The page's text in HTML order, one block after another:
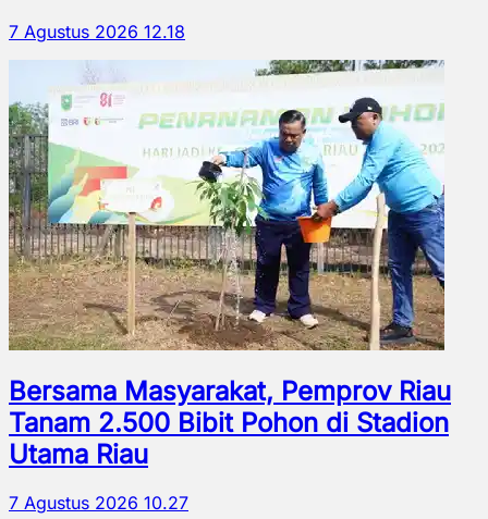
7 Agustus 2026 12.18
Bersama Masyarakat, Pemprov Riau
Tanam 2.500 Bibit Pohon di Stadion
Utama Riau
7 Agustus 2026 10.27